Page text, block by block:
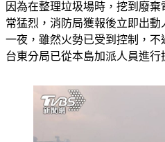
因為在整理垃圾場時，挖到廢
常猛烈，消防局獲報後立即出
一夜，雖然火勢已受到控制，
台東分局已從本島加派人員進行